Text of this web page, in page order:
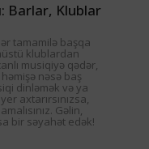
Barlar, Klublar
tamamilə başqa
klublardan
musiqiyə qədər,
nəsə baş
dinləmək və ya
axtarırsınızsa,
Gəlin,
bir səyahət edək!